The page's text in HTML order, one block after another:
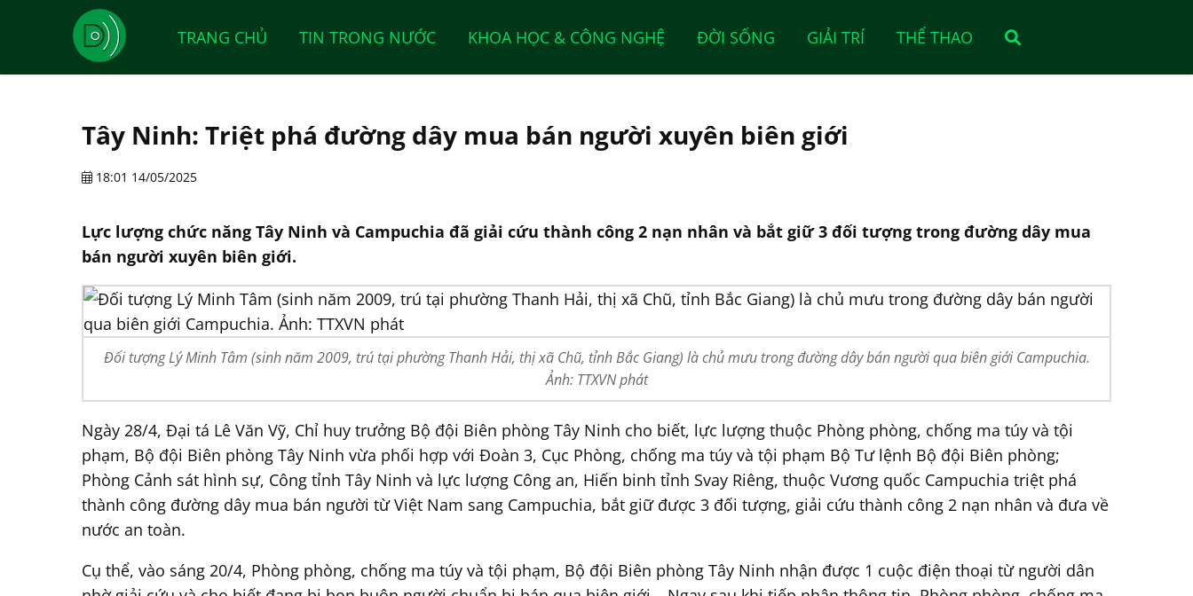
TRANG CHỦ TIN TRONG NƯỚC KHOA HỌC & CÔNG NGHỆ ĐỜI SỐNG GIẢI TRÍ THỂ THAO
Tây Ninh: Triệt phá đường dây mua bán người xuyên biên giới
18:01 14/05/2025
Lực lượng chức năng Tây Ninh và Campuchia đã giải cứu thành công 2 nạn nhân và bắt giữ 3 đối tượng trong đường dây mua
bán người xuyên biên giới.
Đối tượng Lý Minh Tâm (sinh năm 2009, trú tại phường Thanh Hải, thị xã Chũ, tỉnh Bắc Giang) là chủ mưu trong đường dây bán người qua biên giới Campuchia.
Ảnh: TTXVN phát
Ngày 28/4, Đại tá Lê Văn Vỹ, Chỉ huy trưởng Bộ đội Biên phòng Tây Ninh cho biết, lực lượng thuộc Phòng phòng, chống ma túy và tội
phạm, Bộ đội Biên phòng Tây Ninh vừa phối hợp với Đoàn 3, Cục Phòng, chống ma túy và tội phạm Bộ Tư lệnh Bộ đội Biên phòng;
Phòng Cảnh sát hình sự, Công tỉnh Tây Ninh và lực lượng Công an, Hiến binh tỉnh Svay Riêng, thuộc Vương quốc Campuchia triệt phá
thành công đường dây mua bán người từ Việt Nam sang Campuchia, bắt giữ được 3 đối tượng, giải cứu thành công 2 nạn nhân và đưa về
nước an toàn.
Cụ thể, vào sáng 20/4, Phòng phòng, chống ma túy và tội phạm, Bộ đội Biên phòng Tây Ninh nhận được 1 cuộc điện thoại từ người dân